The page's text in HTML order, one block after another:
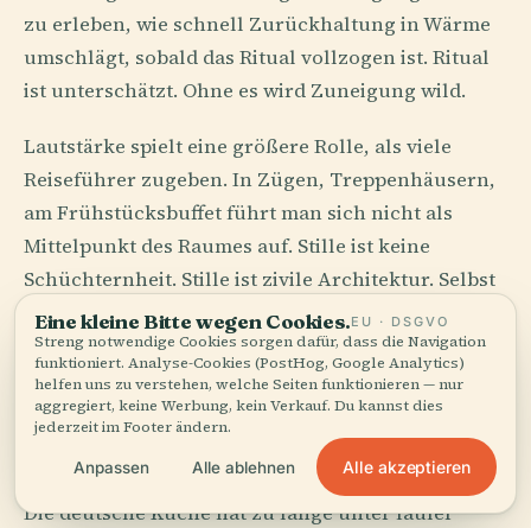
zu erleben, wie schnell Zurückhaltung in Wärme
umschlägt, sobald das Ritual vollzogen ist. Ritual
ist unterschätzt. Ohne es wird Zuneigung wild.
Lautstärke spielt eine größere Rolle, als viele
Reiseführer zugeben. In Zügen, Treppenhäusern,
am Frühstücksbuffet führt man sich nicht als
Mittelpunkt des Raumes auf. Stille ist keine
Schüchternheit. Stille ist zivile Architektur. Selbst
das Anstehen hat einen moralischen Unterton, als
wäre Ordnung kein Gehorsam, sondern ein
bescheidenes Geschenk an den Nächsten.
Salz, Rauch, Brot, Gnade
Die deutsche Küche hat zu lange unter fauler
Eine kleine Bitte wegen Cookies.EU · DSGVO
Streng notwendige Cookies sorgen dafür, dass die Navigation
funktioniert. Analyse-Cookies (PostHog, Google Analytics)
helfen uns zu verstehen, welche Seiten funktionieren — nur
aggregiert, keine Werbung, kein Verkauf. Du kannst dies
jederzeit im Footer ändern.
Anpassen Alle ablehnen Alle akzeptieren